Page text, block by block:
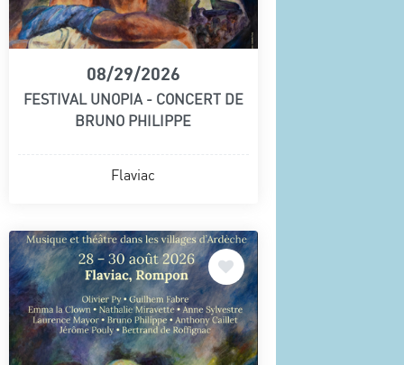
08/29/2026
FESTIVAL UNOPIA - CONCERT DE
BRUNO PHILIPPE
Flaviac